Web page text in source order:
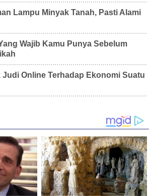
Lampu Minyak Tanah, Pasti Alami
Wajib Kamu Punya Sebelum
Judi Online Terhadap Ekonomi Suatu